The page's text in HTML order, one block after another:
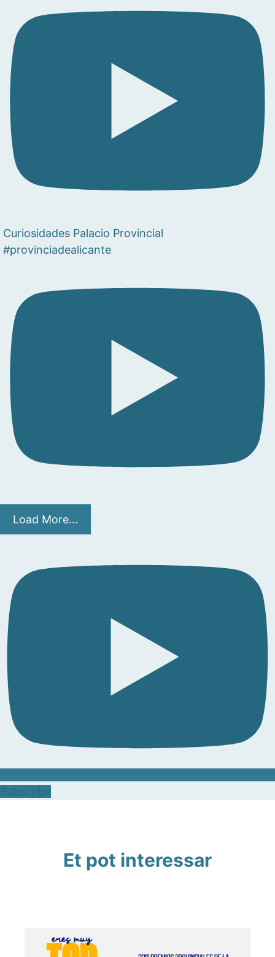
Curiosidades Palacio Provincial
#provinciadealicante
Load More...
Et pot interessar